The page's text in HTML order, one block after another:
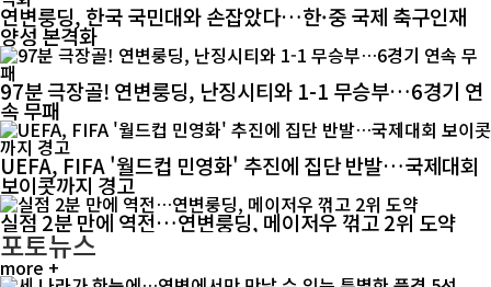
연변룽딩, 한국 국민대와 손잡았다…한·중 국제 축구인재
양성 본격화
97분 극장골! 연변룽딩, 난징시티와 1-1 무승부…6경기 연
속 무패
UEFA, FIFA '월드컵 민영화' 추진에 집단 반발…국제대회
보이콧까지 경고
실점 2분 만에 역전…연변룽딩, 메이저우 꺾고 2위 도약
포토뉴스
more +